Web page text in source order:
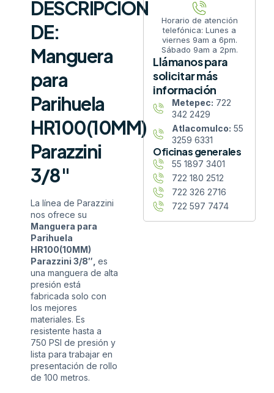
DESCRIPCIÓN
DE:
Manguera
para
Parihuela
HR100(10MM)
Parazzini
3/8″
La línea de Parazzini
nos ofrece su
Manguera para
Parihuela
HR100(10MM)
Parazzini 3/8″, es
una manguera de alta
presión está
fabricada solo con
los mejores
materiales. Es
resistente hasta a
750 PSI de presión y
lista para trabajar en
presentación de rollo
de 100 metros.
Horario de atención
telefónica: Lunes a
viernes 9am a 6pm.
Sábado 9am a 2pm.
Llámanos para
solicitar más
información
Metepec: 722
342 2429
Atlacomulco: 55
3259 6331
Oficinas generales
55 1897 3401
722 180 2512
722 326 2716
722 597 7474